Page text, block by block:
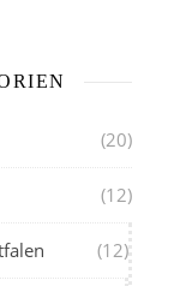
(20)
(12)
(12)